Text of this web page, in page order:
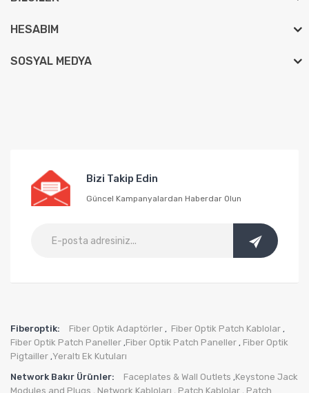
HESABIM
SOSYAL MEDYA
Bizi Takip Edin
Güncel Kampanyalardan Haberdar Olun
Fiberoptik: Fiber Optik Adaptörler , Fiber Optik Patch Kablolar ,
Fiber Optik Patch Paneller ,Fiber Optik Patch Paneller , Fiber Optik
Pigtailler ,Yeraltı Ek Kutuları
Network Bakır Ürünler:
Faceplates & Wall Outlets ,Keystone Jack
Modules and Plugs
Network Kabloları Patch Kablolar
Patch